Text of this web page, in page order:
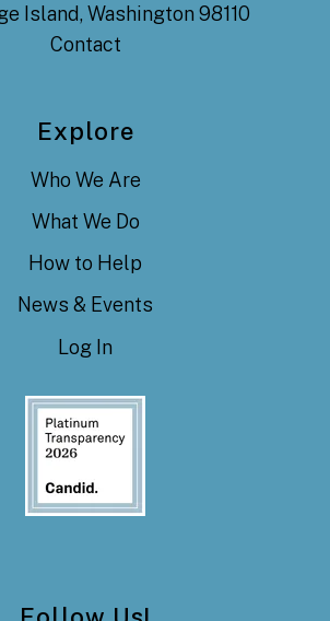
Island, Washington 98110
Contact
Explore
Who We Are
What We Do
How to Help
News & Events
Log In